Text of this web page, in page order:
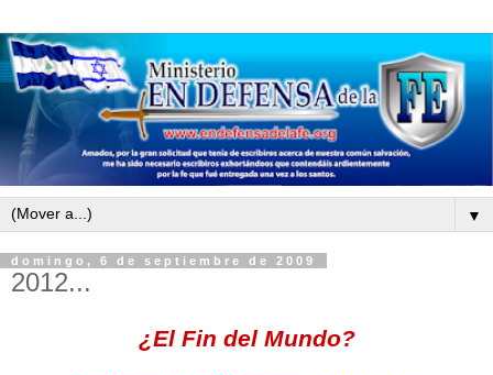
▼
domingo, 6 de septiembre de 2009
2012...
¿El Fin del Mundo?